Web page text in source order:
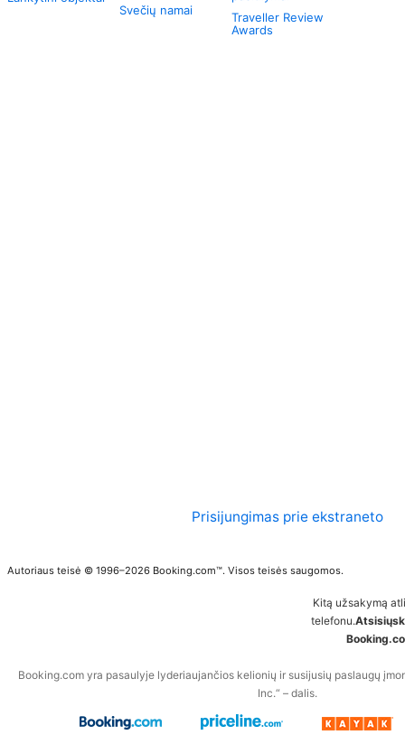
Svečių namai
Traveller Review
Awards
Prisijungimas prie ekstraneto
Autoriaus teisė © 1996–2026 Booking.com™. Visos teisės saugomos.
Kitą užsakymą
telefonu.
Booking.com yra pasaulyje lyderiaujančios kelionių ir susijusių paslaugų
Inc.“ – dalis.